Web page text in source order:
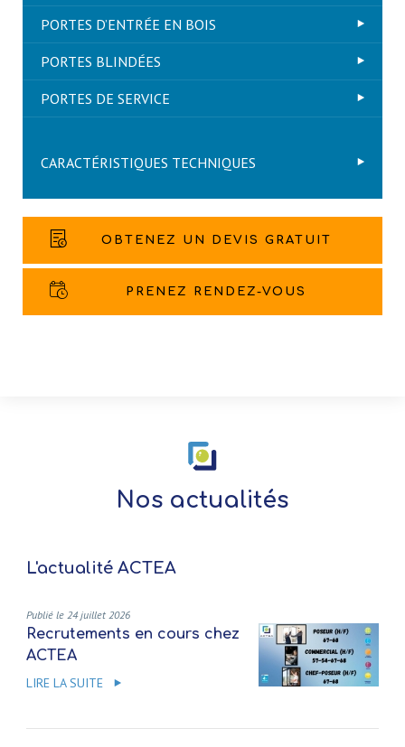
PORTES D’ENTRÉE EN BOIS
PORTES BLINDÉES
PORTES DE SERVICE
CARACTÉRISTIQUES TECHNIQUES
OBTENEZ UN DEVIS GRATUIT
PRENEZ RENDEZ-VOUS
Nos actualités
L'actualité ACTEA
Publié le 24 juillet 2026
Recrutements en cours chez
ACTEA
LIRE LA SUITE